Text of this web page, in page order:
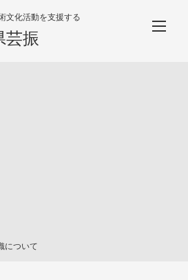
文化活動を支援する
芸振
について